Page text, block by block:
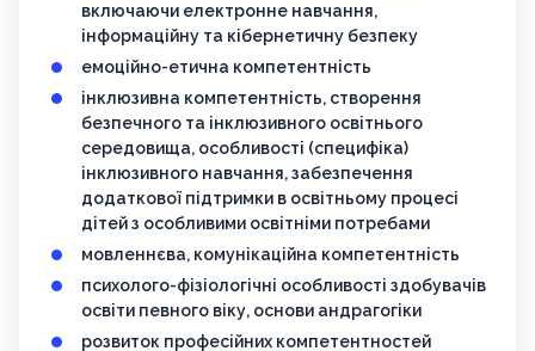
включаючи електронне навчання,
інформаційну та кібернетичну безпеку
емоційно-етична компетентність
інклюзивна компетентність, створення
безпечного та інклюзивного освітнього
середовища, особливості (специфіка)
інклюзивного навчання, забезпечення
додаткової підтримки в освітньому процесі
дітей з особливими освітніми потребами
мовленнєва, комунікаційна компетентність
психолого-фізіологічні особливості здобувачів
освіти певного віку, основи андрагогіки
розвиток професійних компетентностей